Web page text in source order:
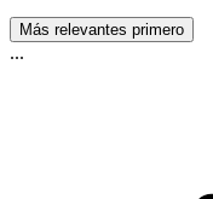
Más relevantes primero
...